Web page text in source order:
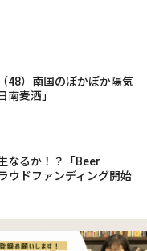
48）南国のぽかぽか陽気
南麦酒」
なるか！？「Beer
ウドファンディング開始